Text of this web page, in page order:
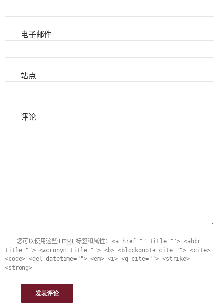
电子邮件
站点
评论
您可以使用这些 HTML标签和属性： <a href="" title=""> <abbr
title=""> <acronym title=""> <b> <blockquote cite=""> <cite>
<code> <del datetime=""> <em> <i> <q cite=""> <strike>
<strong>